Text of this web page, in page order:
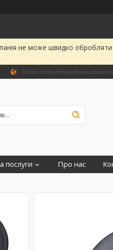
не може швидко обробляти
Тільки після оформлення
послуги Про нас